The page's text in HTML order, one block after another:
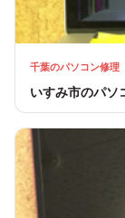
千葉のパソコン修理
いすみ市のパソ